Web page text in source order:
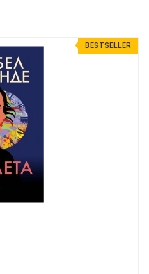
BESTSELLER